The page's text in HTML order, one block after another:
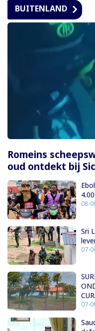
BUITENLAND
Romeins
oud ontdekt bij
08-
Sri
07-
07-